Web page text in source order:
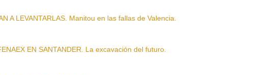
A LEVANTARLAS. Manitou en las fallas de Valencia.
EN SANTANDER. La excavación del futuro.